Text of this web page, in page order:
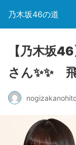
乃木坂46の道
【乃木坂
さん✨✨